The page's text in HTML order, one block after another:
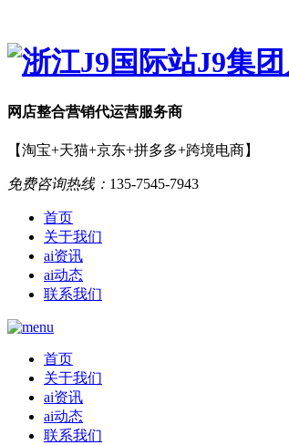
网店整合营销代运营服务商
【淘宝+天猫+京东+拼多多+跨境电商】
免费咨询热线： 135-7545-7943
首页
关于我们
ai资讯
ai动态
联系我们
首页
关于我们
ai资讯
ai动态
联系我们